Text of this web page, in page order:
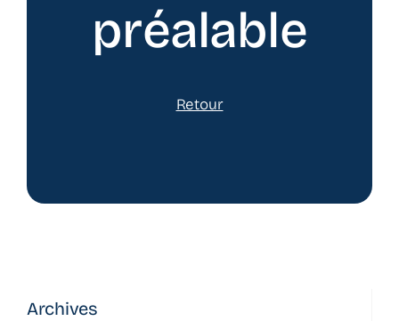
préalable
Retour
Archives